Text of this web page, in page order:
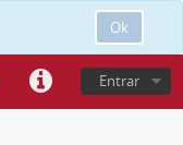
Ok
Entrar